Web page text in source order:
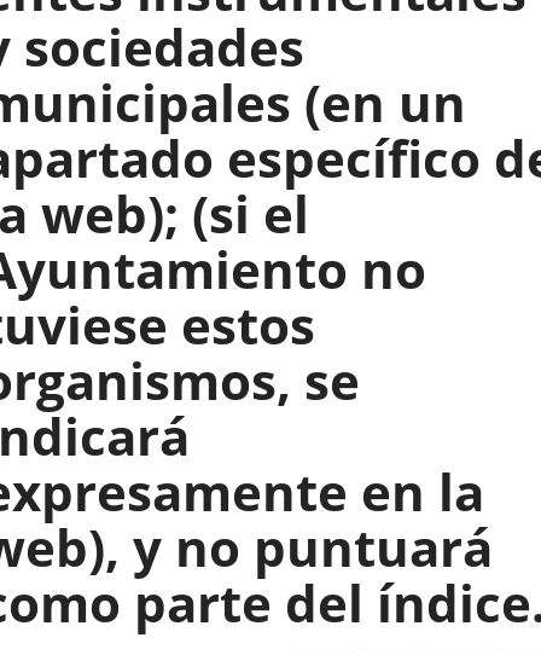
sociedades
(en un
específico
web); (si el
no
estos
se
en la
y no puntuará
parte del